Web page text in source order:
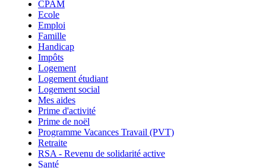
CPAM
Ecole
Emploi
Famille
Handicap
Impôts
Logement
Logement étudiant
Logement social
Mes aides
Prime d'activité
Prime de noël
Programme Vacances Travail (PVT)
Retraite
RSA - Revenu de solidarité active
Santé